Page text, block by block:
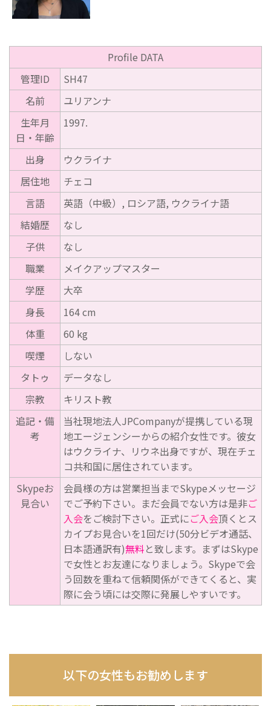
Profile DATA
管理ID
SH47
名前
ユリアンナ
生年月
日・年齢
1997.
出身
ウクライナ
居住地
チェコ
言語
英語（中級）, ロシア語, ウクライナ語
結婚歴
なし
子供
なし
職業
メイクアップマスター
学歴
大卒
身長
164 cm
体重
60 kg
喫煙
しない
タトゥ
データなし
宗教
キリスト教
追記・備
考
当社現地法人JPCompanyが提携している現
地エージェンシーからの紹介女性です。彼女
はウクライナ、リウネ出身ですが、現在チェ
コ共和国に居住されています。
Skypeお
見合い
会員様の方は営業担当までSkypeメッセージ
でご予約下さい。まだ会員でない方は是非ご
入会をご検討下さい。正式にご入会頂くとス
カイプお見合いを1回だけ(50分ビデオ通話、
日本語通訳有)無料と致します。まずはSkype
で女性とお友達になりましょう。Skypeで会
う回数を重ねて信頼関係ができてくると、実
際に会う頃には交際に発展しやすいです。
以下の女性もお勧めします